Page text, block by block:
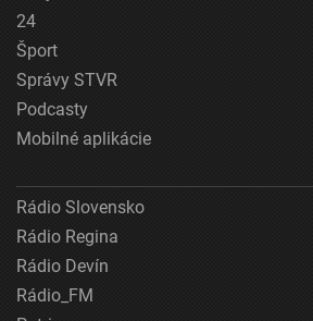
24
Šport
Správy STVR
Podcasty
Mobilné aplikácie
Rádio Slovensko
Rádio Regina
Rádio Devín
Rádio_FM